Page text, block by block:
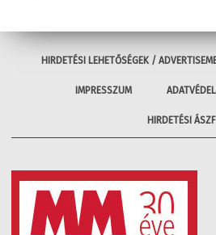
HIRDETÉSI LEHETŐSÉGEK /
IMPRESSZUM
HIRDETÉSI ÁSZF